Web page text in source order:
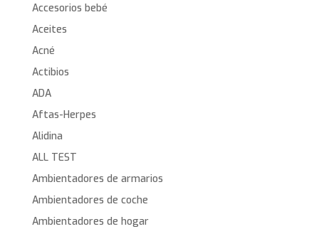
Accesorios bebé
Aceites
Acné
Actibios
ADA
Aftas-Herpes
Alidina
ALL TEST
Ambientadores de armarios
Ambientadores de coche
Ambientadores de hogar